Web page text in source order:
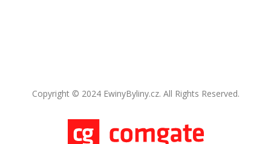
Copyright © 2024 EwinyByliny.cz. All Rights Reserved.